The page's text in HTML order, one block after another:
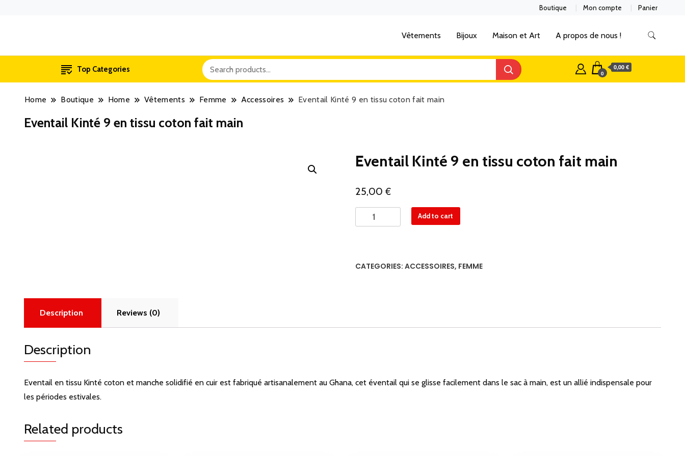
Boutique Mon compte Panier
Vêtements Bijoux Maison et Art A propos de nous !
Top Categories 0
0,00 €
Home Boutique Home Vêtements Femme Accessoires Eventail Kinté 9 en tissu coton fait main
Eventail Kinté 9 en tissu coton fait main
Eventail Kinté 9 en tissu coton fait main
25,00 €
Eventail
Kinté
tissu
Add to cart
CATEGORIES: ACCESSOIRES, FEMME
Description Reviews (0)
Description
Eventail en tissu Kinté coton et manche solidifié en cuir est fabriqué artisanalement au Ghana, cet éventail qui se glisse facilement dans le sac à main, est un allié indispensale pour
les périodes estivales.
Related products